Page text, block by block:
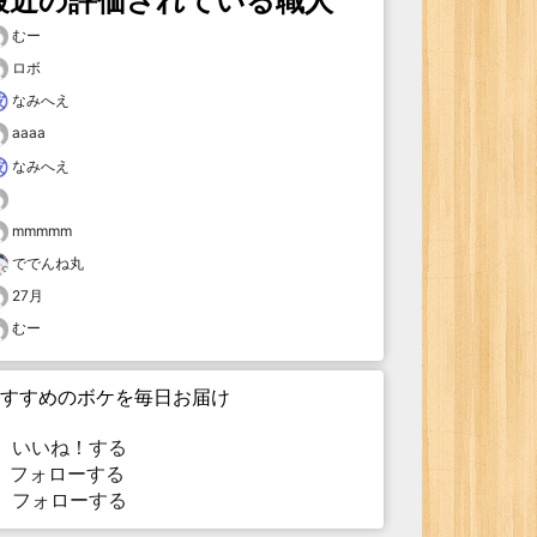
むー
ロボ
なみへえ
aaaa
なみへえ
mmmmm
ででんね丸
27月
むー
すめのボケを毎日お届け
いいね！する
ォローする
フォローする